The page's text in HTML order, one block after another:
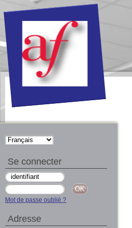
Se connecter
Mot de passe oublié ?
Adresse